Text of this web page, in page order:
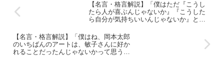
【名言・格言解説】「僕はただ『こうし
たら人が喜ぶんじゃないか』『こうした
ら自分が気持ちいいんじゃないか』と思
糸井重里の深い意味と得られる教訓
【名言・格言解説】「僕はね、岡本太郎
のいちばんのアートは、敏子さんに好か
れることだったんじゃないかって思うん